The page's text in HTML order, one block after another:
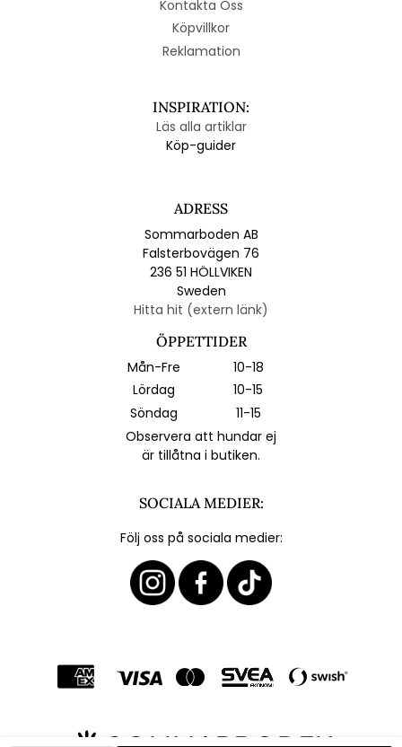
Kontakta Oss
Köpvillkor
Reklamation
INSPIRATION:
Läs alla artiklar
Köp-guider
ADRESS
Sommarboden AB
Falsterbovägen 76
236 51 HÖLLVIKEN
Sweden
Hitta hit (extern länk)
ÖPPETTIDER
Mån-Fre
10-18
Lördag
10-15
Söndag
11-15
Observera att hundar ej
är tillåtna i butiken.
SOCIALA MEDIER:
Följ oss på sociala medier: